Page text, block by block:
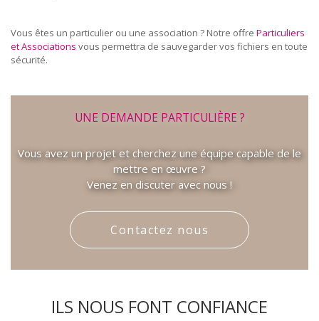
Vous êtes un particulier ou une association ? Notre offre Particuliers
et Associations vous permettra de sauvegarder vos fichiers en toute
sécurité.
UNE DEMANDE PARTICULIÈRE ?
Vous avez un projet et cherchez une équipe capable de le
mettre en œuvre ?
Venez en discuter avec nous !
Contactez nous
ILS NOUS FONT CONFIANCE